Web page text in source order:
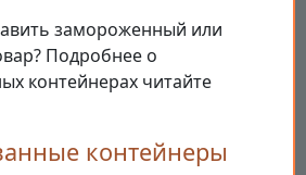
замороженный или
Подробнее о
контейнерах читайте
контейнеры